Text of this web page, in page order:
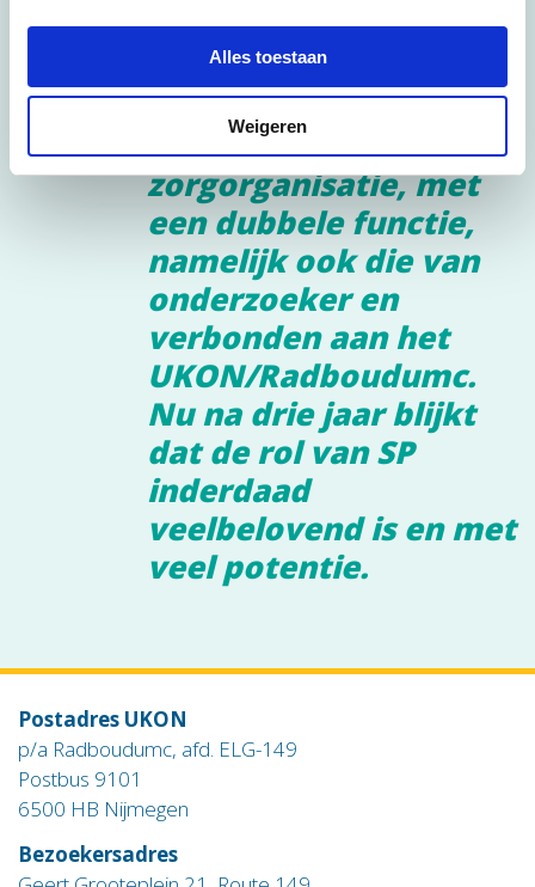
Alles toestaan
Weigeren
Een SP is een
zorgverlener in dienst
van een
zorgorganisatie, met
een dubbele functie,
namelijk ook die van
onderzoeker en
verbonden aan het
UKON/Radboudumc.
Nu na drie jaar blijkt
dat de rol van SP
inderdaad
veelbelovend is en met
veel potentie.
Postadres UKON
p/a Radboudumc, afd. ELG-149
Postbus 9101
6500 HB Nijmegen
Bezoekersadres